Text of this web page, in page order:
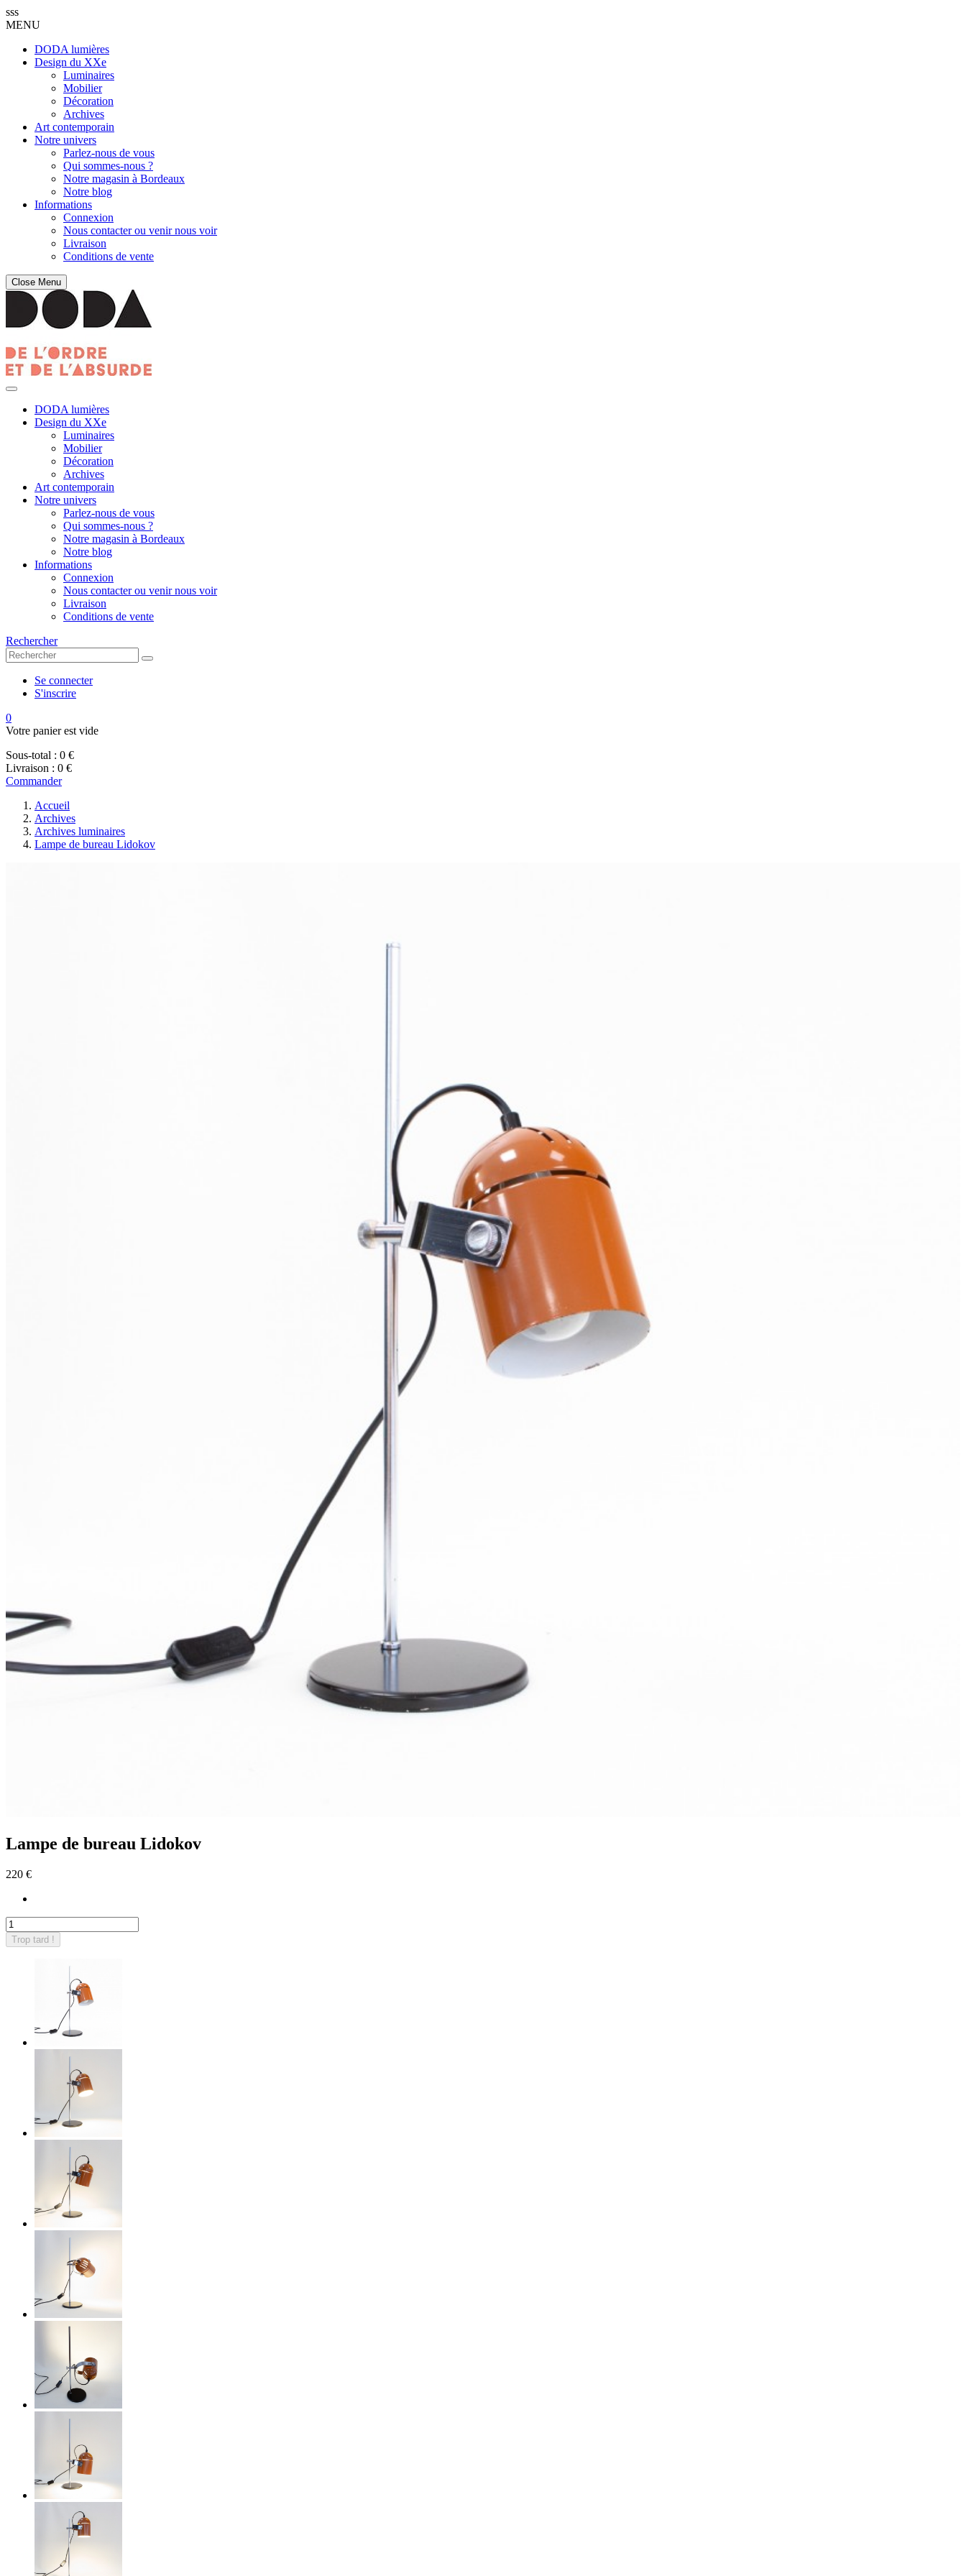
sss
MENU
DODA lumières
Design du XXe
Luminaires
Mobilier
Décoration
Archives
Art contemporain
Notre univers
Parlez-nous de vous
Qui sommes-nous ?
Notre magasin à Bordeaux
Notre blog
Informations
Connexion
Nous contacter ou venir nous voir
Livraison
Conditions de vente
Close Menu
DODA lumières
Design du XXe
Luminaires
Mobilier
Décoration
Archives
Art contemporain
Notre univers
Parlez-nous de vous
Qui sommes-nous ?
Notre magasin à Bordeaux
Notre blog
Informations
Connexion
Nous contacter ou venir nous voir
Livraison
Conditions de vente
Rechercher
Se connecter
S'inscrire
0
Votre panier est vide
Sous-total : 0 €
Livraison : 0 €
Commander
Accueil
Archives
Archives luminaires
Lampe de bureau Lidokov
Lampe de bureau Lidokov
220 €
Trop tard !